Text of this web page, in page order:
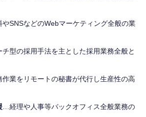
やSNSなどのWebマーケティング全般の業
チ型の採用手法を主とした採用業務全般と
作業をリモートの秘書が代行し生産性の高
…経理や人事等バックオフィス全般業務の